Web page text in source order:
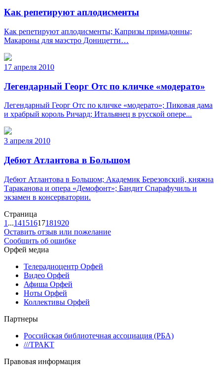
Как репетируют аплодисменты
Как репетируют аплодисменты; Капризы примадонны;
Макароны для маэстро Доницетти…
17 апреля 2010
Легендарный Георг Отс по кличке «модерато»
Легендарный Георг Отс по кличке «модерато»; Пиковая дама
и храбрый король Ричард; Итальянец в русской опере...
3 апреля 2010
Дебют Атлантова в Большом
Дебют Атлантова в Большом; Академик Березовский, княжна
Тараканова и опера «Демофонт»; Бандит Спарафучиль и
экзамен в консерватории.
Страница
1 ...14151617181920
Оставить отзыв или пожелание
Сообщить об ошибке
Орфей медиа
Телерадиоцентр Орфей
Видео Орфей
Афиша Орфей
Ноты Орфей
Коллективы Орфей
Партнеры
Российская библиотечная ассоциация (РБА)
///ТРАКТ
Правовая информация